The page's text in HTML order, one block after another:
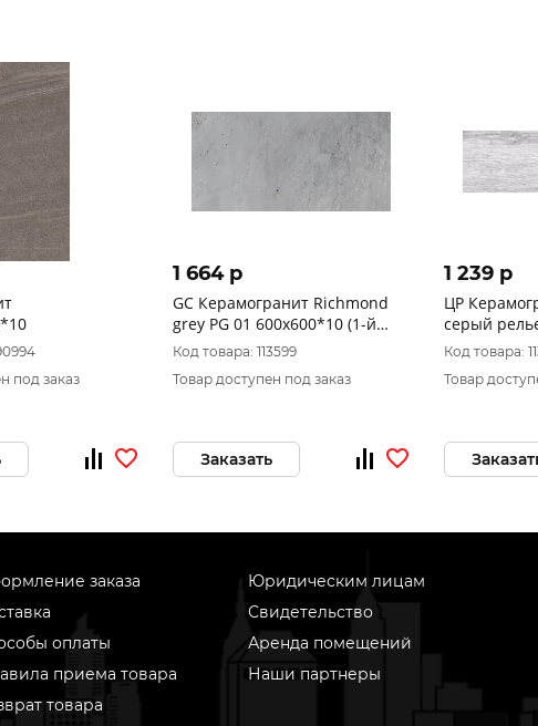
под заказ
1 664 p
GC Керамогранит Richmond
grey PG 01 600х600*10 (1-й
сорт)
Код товара: 113599
Товар доступен под заказ
Заказать
1 239 p
ЦР Керамогранит
серый
Код товара:
Товар
заказа
оплаты
приема товара
товара
Юридическим лицам
Свидетельство
Аренда помещений
Наши партнеры